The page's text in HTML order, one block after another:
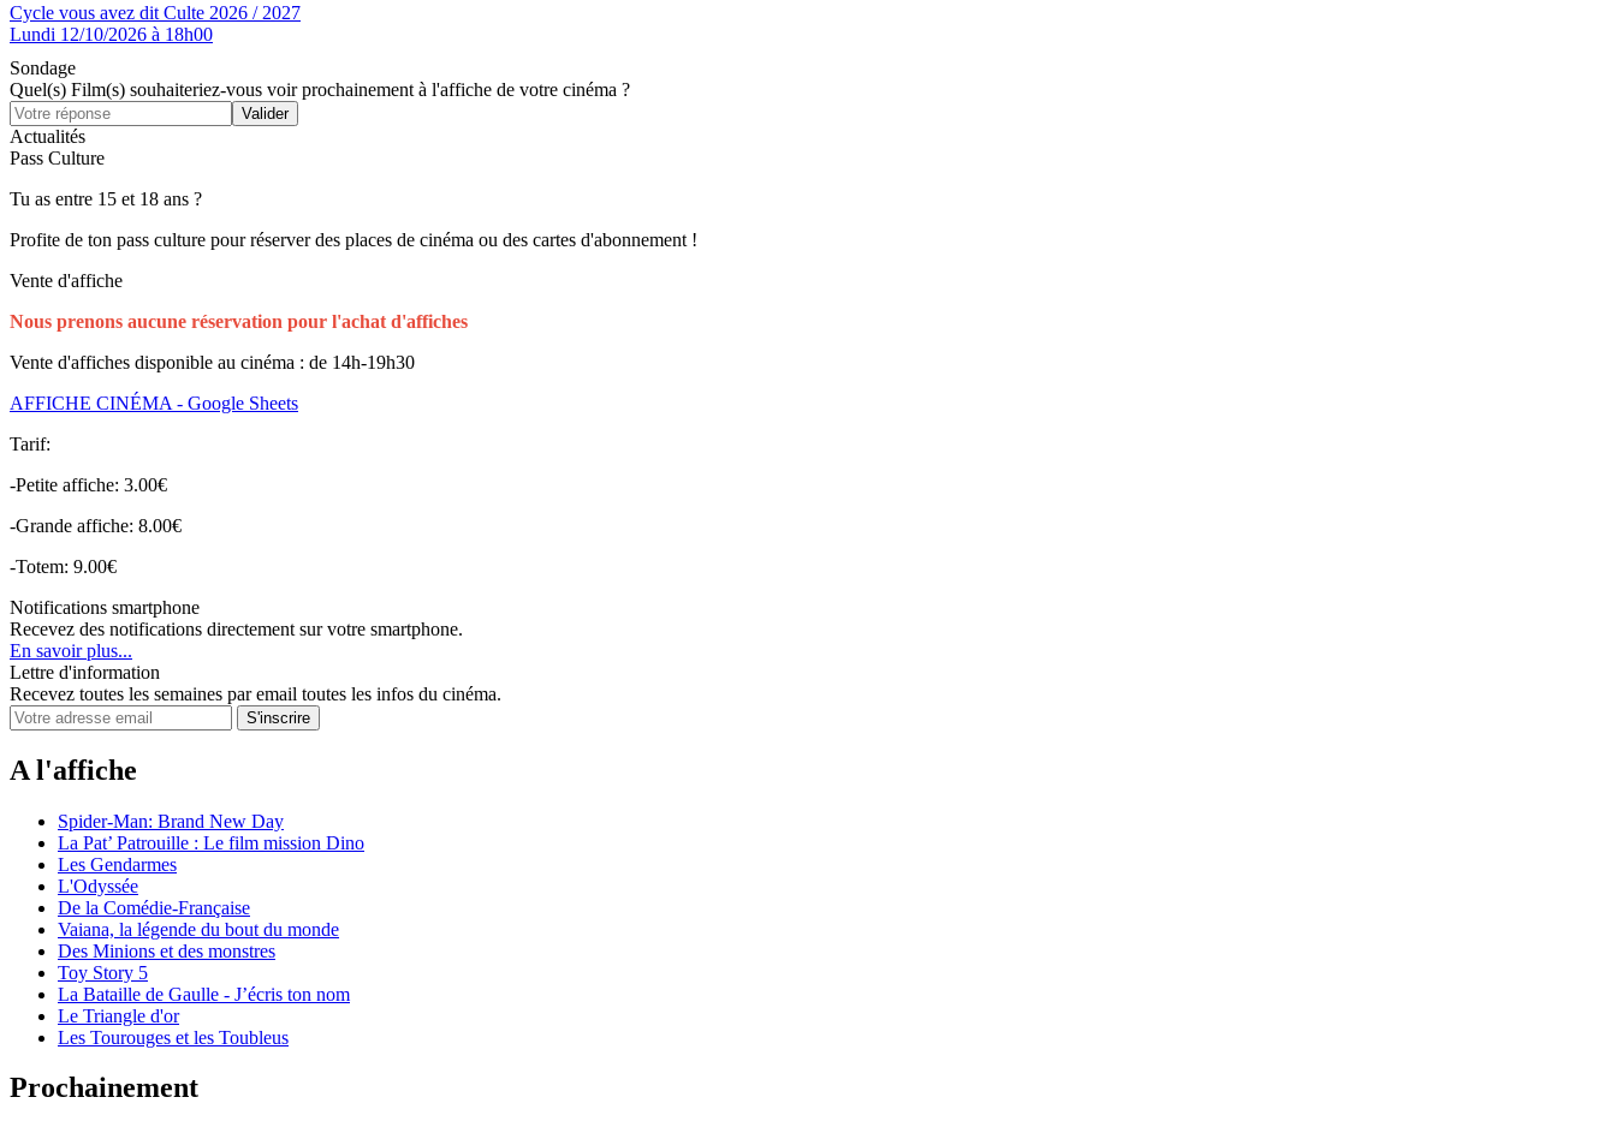
Cycle vous avez dit Culte 2026 / 2027
Lundi 12/10/2026 à 18h00
Sondage
Quel(s) Film(s) souhaiteriez-vous voir prochainement à l'affiche de votre cinéma ?
Actualités
Pass Culture
Tu as entre 15 et 18 ans ?
Profite de ton pass culture pour réserver des places de cinéma ou des cartes d'abonnement !
Vente d'affiche
Nous prenons aucune réservation pour l'achat d'affiches
Vente d'affiches disponible au cinéma : de 14h-19h30
AFFICHE CINÉMA - Google Sheets
Tarif:
-Petite affiche: 3.00€
-Grande affiche: 8.00€
-Totem: 9.00€
Notifications smartphone
Recevez des notifications directement sur votre smartphone.
En savoir plus...
Lettre d'information
Recevez toutes les semaines par email toutes les infos du cinéma.
A l'affiche
Spider-Man: Brand New Day
La Pat’ Patrouille : Le film mission Dino
Les Gendarmes
L'Odyssée
De la Comédie-Française
Vaiana, la légende du bout du monde
Des Minions et des monstres
Toy Story 5
La Bataille de Gaulle - J’écris ton nom
Le Triangle d'or
Les Tourouges et les Toubleus
Prochainement